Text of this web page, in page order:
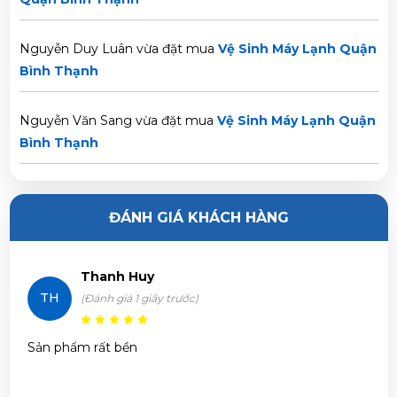
Bình Thạnh
Bình Thạnh
Thạnh
Trần Phước Hưng vừa đặt mua
Bình Thạnh
ĐÁNH GIÁ KHÁCH HÀNG
TH
Thanh Huy
(Đánh giá 1 giây trước)
Sản phẩm rất bền